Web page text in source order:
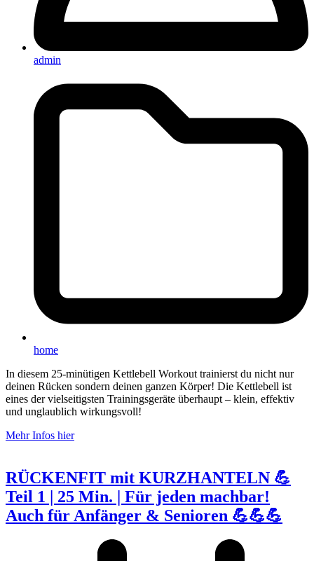
admin
home
In diesem 25-minütigen Kettlebell Workout trainierst du nicht nur
deinen Rücken sondern deinen ganzen Körper! Die Kettlebell ist
eines der vielseitigsten Trainingsgeräte überhaupt – klein, effektiv
und unglaublich wirkungsvoll!
Mehr Infos hier
RÜCKENFIT mit KURZHANTELN 💪
Teil 1 | 25 Min. | Für jeden machbar!
Auch für Anfänger & Senioren 💪💪💪